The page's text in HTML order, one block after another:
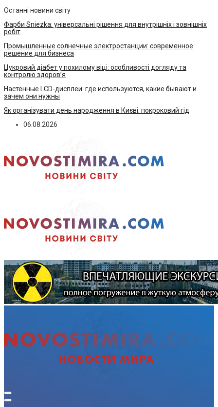
Останні новини світу
Фарби Sniezka: універсальні рішення для внутрішніх і зовнішніх
робіт
Промышленные солнечные электростанции: современное
решение для бизнеса
Цукровий діабет у похилому віці: особливості догляду та
контролю здоров’я
Настенные LCD-дисплеи: где используются, какие бывают и
зачем они нужны
Як організувати день народження в Києві: покроковий гід
06.08.2026